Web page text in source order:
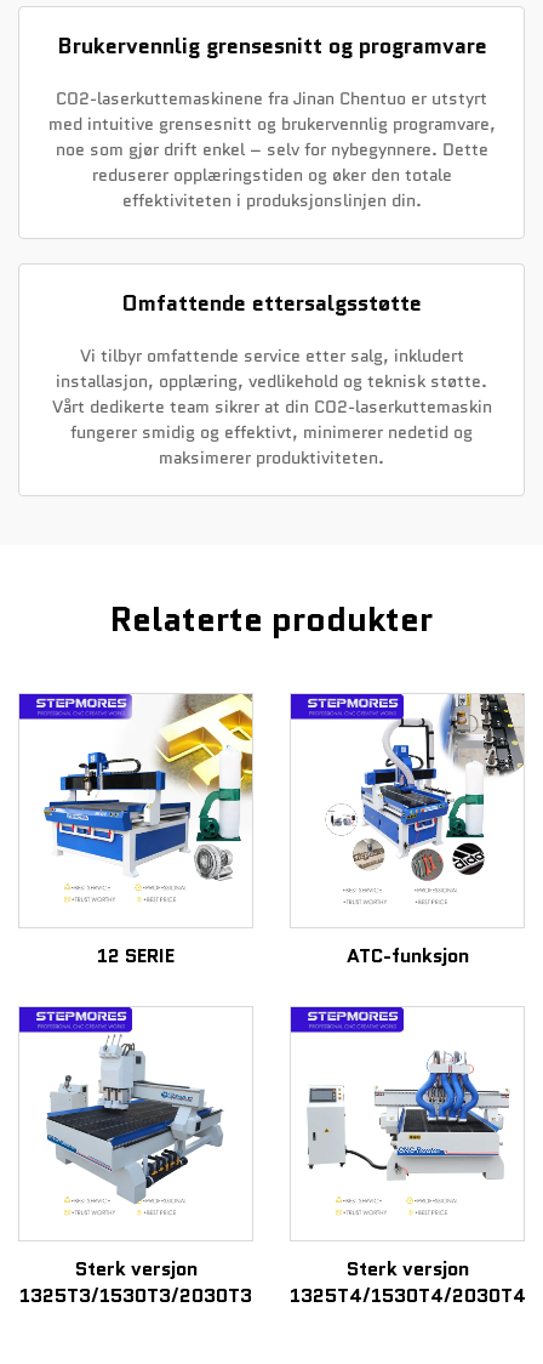
Brukervennlig grensesnitt og programvare
CO2-laserkuttemaskinene fra Jinan Chentuo er utstyrt
med intuitive grensesnitt og brukervennlig programvare,
noe som gjør drift enkel – selv for nybegynnere. Dette
reduserer opplæringstiden og øker den totale
effektiviteten i produksjonslinjen din.
Omfattende ettersalgsstøtte
Vi tilbyr omfattende service etter salg, inkludert
installasjon, opplæring, vedlikehold og teknisk støtte.
Vårt dedikerte team sikrer at din CO2-laserkuttemaskin
fungerer smidig og effektivt, minimerer nedetid og
maksimerer produktiviteten.
Relaterte produkter
12 SERIE ATC-funksjon
Sterk versjon
1325T3/1530T3/2030T3
Sterk versjon
1325T4/1530T4/2030T4